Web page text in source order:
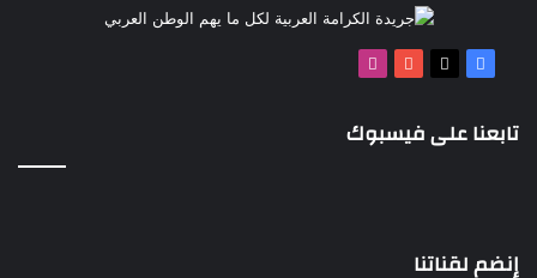
فيسبوك ‫YouTube
تابعنا على فيسبوك
إنضم لقناتنا